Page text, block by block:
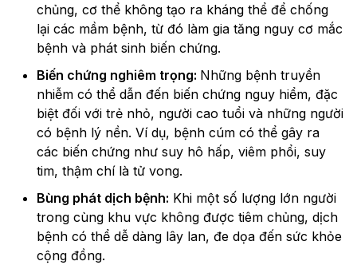
chủng, cơ thể không tạo ra kháng thể để chống
lại các mầm bệnh, từ đó làm gia tăng nguy cơ mắc
bệnh và phát sinh biến chứng.
Biến chứng nghiêm trọng: Những bệnh truyền
nhiễm có thể dẫn đến biến chứng nguy hiểm, đặc
biệt đối với trẻ nhỏ, người cao tuổi và những người
có bệnh lý nền. Ví dụ, bệnh cúm có thể gây ra
các biến chứng như suy hô hấp, viêm phổi, suy
tim, thậm chí là tử vong.
Bùng phát dịch bệnh: Khi một số lượng lớn người
trong cùng khu vực không được tiêm chủng, dịch
bệnh có thể dễ dàng lây lan, đe dọa đến sức khỏe
cộng đồng.